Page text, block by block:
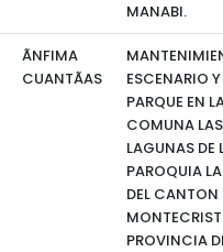
MANABI.
ÃNFIMA
CUANTÃAS
ESCENARIO Y
PARQUE EN
COMUNA LAS
LAGUNAS DE
PAROQUIA
DEL CANTON
PROVINCIA